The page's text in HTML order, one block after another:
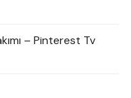
– Pinterest Tv